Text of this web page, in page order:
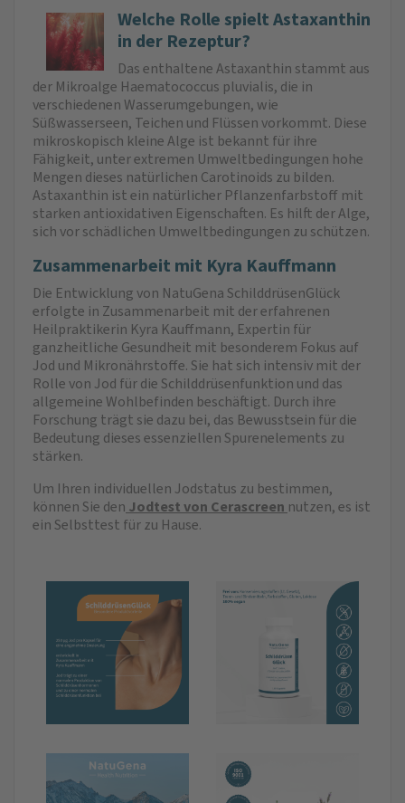
Welche Rolle spielt Astaxanthin
in der Rezeptur?
Das enthaltene Astaxanthin stammt aus
der Mikroalge Haematococcus pluvialis, die in
verschiedenen Wasserumgebungen, wie
Süßwasserseen, Teichen und Flüssen vorkommt. Diese
mikroskopisch kleine Alge ist bekannt für ihre
Fähigkeit, unter extremen Umweltbedingungen hohe
Mengen dieses natürlichen Carotinoids zu bilden.
Astaxanthin ist ein natürlicher Pflanzenfarbstoff mit
starken antioxidativen Eigenschaften. Es hilft der Alge,
sich vor schädlichen Umweltbedingungen zu schützen.
Zusammenarbeit mit Kyra Kauffmann
Die Entwicklung von NatuGena SchilddrüsenGlück
erfolgte in Zusammenarbeit mit der erfahrenen
Heilpraktikerin Kyra Kauffmann, Expertin für
ganzheitliche Gesundheit mit besonderem Fokus auf
Jod und Mikronährstoffe. Sie hat sich intensiv mit der
Rolle von Jod für die Schilddrüsenfunktion und das
allgemeine Wohlbefinden beschäftigt. Durch ihre
Forschung trägt sie dazu bei, das Bewusstsein für die
Bedeutung dieses essenziellen Spurenelements zu
stärken.
Um Ihren individuellen Jodstatus zu bestimmen,
können Sie den Jodtest von Cerascreen nutzen, es ist
ein Selbsttest für zu Hause.